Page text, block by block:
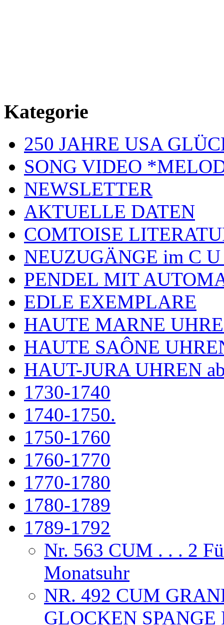
Kategorie
250 JAHRE USA
SONG VIDEO
NEWSLETTER
AKTUELLE DATEN
COMTOISE
NEUZUGÄNGE im C
PENDEL MIT
EDLE EXEMPLARE
HAUTE MARNE
HAUTE SAÔNE
HAUT-JURA UHREN
1730-1740
1740-1750.
1750-1760
1760-1770
1770-1780
1780-1789
1789-1792
Nr. 563 CUM . . . 2
Monatsuhr
NR. 492 CUM
GLOCKEN